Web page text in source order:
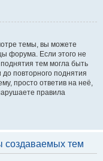
темы, вы можете
форума. Если этого не
тем могла быть
повторного поднятия
просто ответив на неё,
правила
создаваемых тем